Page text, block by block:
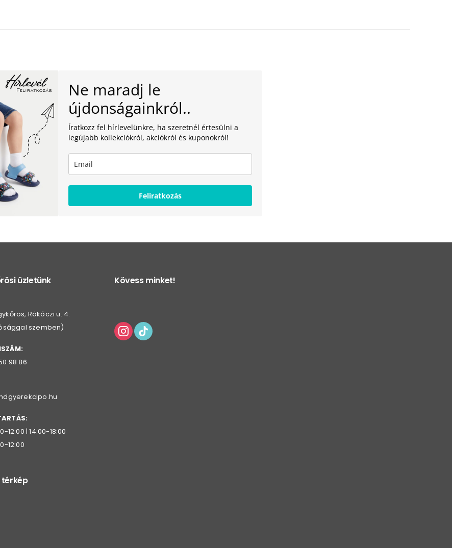
Ne maradj le
újdonságainkról..
Íratkozz fel hírlevelünkre, ha szeretnél értesülni a
legújabb kollekciókról, akciókról és kuponokról!
Feliratkozás
üzletünk
Rákóczi u. 4.
szemben)
98 86
12:00 | 14:00-18:00
12:00
térkép
Kövess minket!